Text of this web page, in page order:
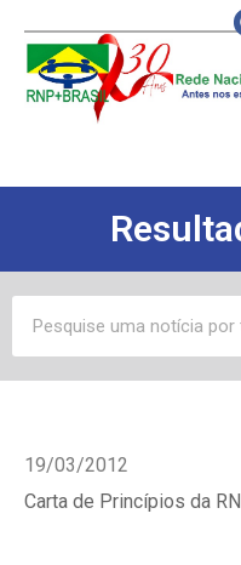
19/03/2012
Carta de Princípios da